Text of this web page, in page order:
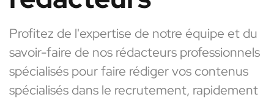
Profitez de l'expertise de notre équipe et du
savoir-faire de nos rédacteurs professionnels
spécialisés pour faire rédiger vos contenus
spécialisés dans le recrutement, rapidement